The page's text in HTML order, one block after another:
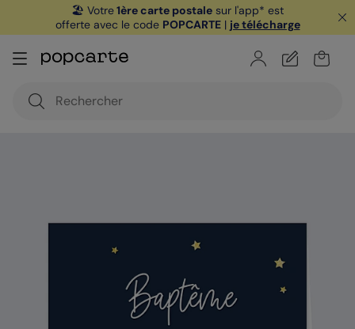
🏖️ Votre1ère carte postale sur l'app* est
offerte avec le code POPCARTE| je télécharge